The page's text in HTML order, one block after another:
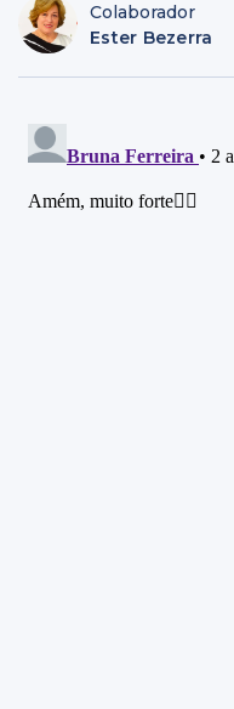
Colaborador
Ester Bezerra